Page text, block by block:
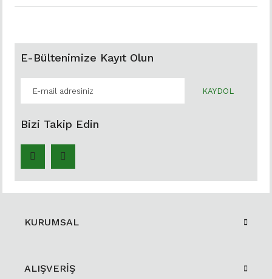
E-Bültenimize Kayıt Olun
KAYDOL
Bizi Takip Edin
KURUMSAL
ALIŞVERİŞ